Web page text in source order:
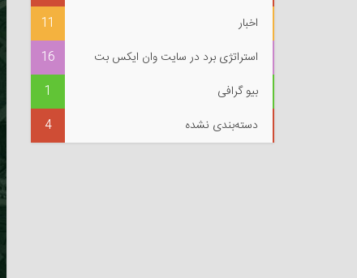
اخبار
11
استراتژی برد در سایت وان ایکس بت
16
بیو گرافی
1
دسته‌بندی نشده
4